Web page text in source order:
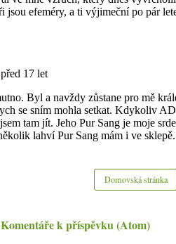
Domovská stránka
Komentáře k příspěvku (Atom)